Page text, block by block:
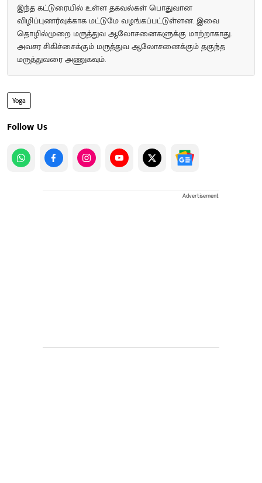
இந்த கட்டுரையில் உள்ள தகவல்கள் பொதுவான
விழிப்புணர்வுக்காக மட்டுமே வழங்கப்பட்டுள்ளன. இவை
தொழில்முறை மருத்துவ ஆலோசனைகளுக்கு மாற்றாகாது.
அவசர சிகிச்சைக்கும் மருத்துவ ஆலோசனைக்கும் தகுந்த
மருத்துவரை அணுகவும்.
Yoga
Follow Us
Advertisement